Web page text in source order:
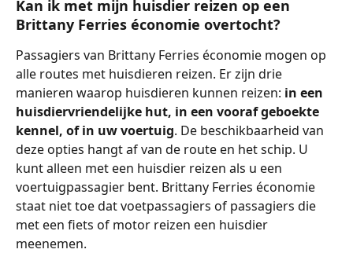
Kan ik met mijn huisdier reizen op een
Brittany Ferries économie overtocht?
Passagiers van Brittany Ferries économie mogen op
alle routes met huisdieren reizen. Er zijn drie
manieren waarop huisdieren kunnen reizen: in een
huisdiervriendelijke hut, in een vooraf geboekte
kennel, of in uw voertuig. De beschikbaarheid van
deze opties hangt af van de route en het schip. U
kunt alleen met een huisdier reizen als u een
voertuigpassagier bent. Brittany Ferries économie
staat niet toe dat voetpassagiers of passagiers die
met een fiets of motor reizen een huisdier
meenemen.